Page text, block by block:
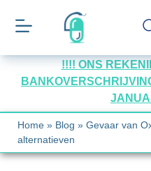
!!!! ONS
Home » Blog » Gevaar van
alternatieven